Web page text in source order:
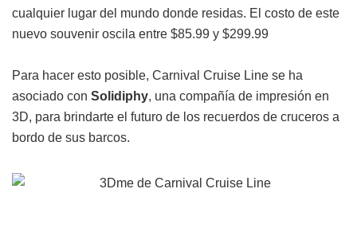
cualquier lugar del mundo donde residas. El costo de este
nuevo souvenir oscila entre $85.99 y $299.99
Para hacer esto posible, Carnival Cruise Line se ha
asociado con Solidiphy, una compañía de impresión en
3D, para brindarte el futuro de los recuerdos de cruceros a
bordo de sus barcos.